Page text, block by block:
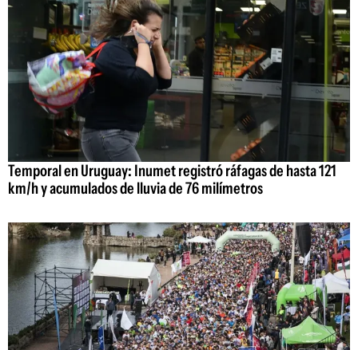
Temporal en Uruguay: Inumet registró ráfagas de hasta 121
km/h y acumulados de lluvia de 76 milímetros